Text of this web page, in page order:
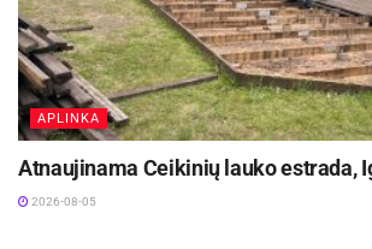
APLINKA
Atnaujinama Ceikinių lauko estrada,
2026-08-05